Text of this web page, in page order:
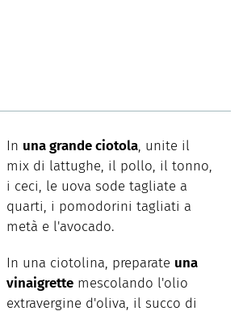
In una grande ciotola, unite il
mix di lattughe, il pollo, il tonno,
i ceci, le uova sode tagliate a
quarti, i pomodorini tagliati a
metà e l'avocado.
In una ciotolina, preparate una
vinaigrette mescolando l'olio
extravergine d'oliva, il succo di